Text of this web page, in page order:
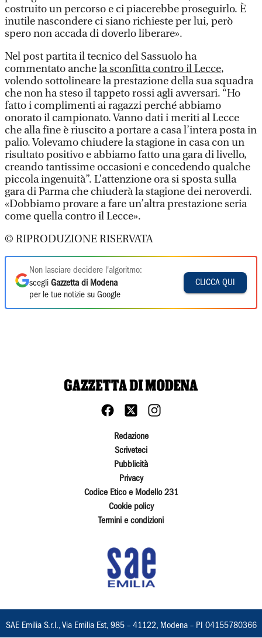
costruito un percorso e ci piacerebbe proseguirlo. È
inutile nascondere ci siano richieste per lui, però
spero non accada di doverlo liberare».
Nel post partita il tecnico del Sassuolo ha
commentato anchela sconfitta contro il Lecce,
volendo sottolineare la prestazione della sua squadra
che non ha steso il tappeto rossi agli avversari. “Ho
fatto i complimenti ai ragazzi perché abbiamo
onorato il campionato. Vanno dati i meriti al Lecce
che alla fine è riuscito a portare a casa l’intera posta in
palio. Volevamo chiudere la stagione in casa con un
risultato positivo e abbiamo fatto una gara di livello,
creando tantissime occasioni e concedendo qualche
piccola ingenuità”. L’attenzione ora si sposta sulla
gara di Parma che chiuderà la stagione dei neroverdi.
«Dobbiamo provare a fare un’altra prestazione seria
come quella contro il Lecce».
© RIPRODUZIONE RISERVATA
Non lasciare decidere l'algoritmo:
scegli Gazzetta di Modena
per le tue notizie su Google
CLICCA QUI
Redazione
Scriveteci
Pubblicità
Privacy
Codice Etico e Modello 231
Cookie policy
Termini e condizioni
SAE Emilia S.r.l., Via Emilia Est, 985 – 41122, Modena – PI 04155780366